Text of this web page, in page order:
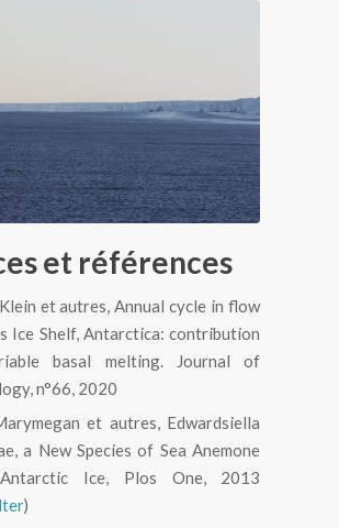
falaise de glace de l’ice
shelf de Ross
et références
et autres, Annual cycle in flow
Ice Shelf, Antarctica: contribution
basal melting. Journal of
n°66, 2020
et autres, Edwardsiella
a New Species of Sea Anemone
Ice, Plos One, 2013
)